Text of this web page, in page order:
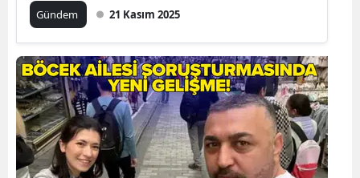
Gündem 21 Kasım 2025